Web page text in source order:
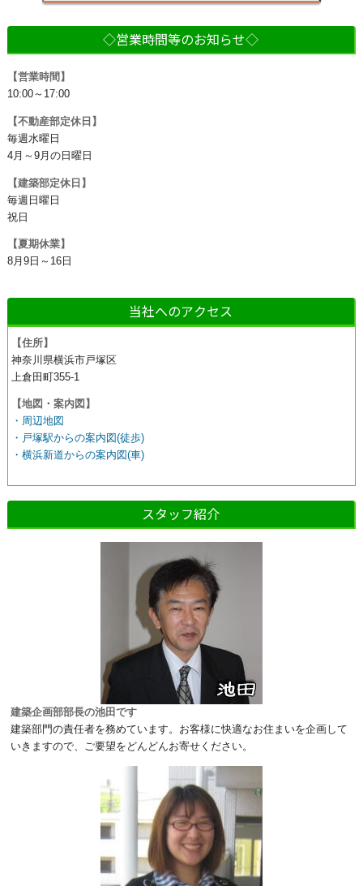
◇営業時間等のお知らせ◇
【営業時間】
10:00～17:00
【不動産部定休日】
毎週水曜日
4月～9月の日曜日
【建築部定休日】
毎週日曜日
祝日
【夏期休業】
8月9日～16日
当社へのアクセス
【住所】
神奈川県横浜市戸塚区
上倉田町355-1
【地図・案内図】
・周辺地図
・戸塚駅からの案内図(徒歩)
・横浜新道からの案内図(車)
スタッフ紹介
建築企画部部長の池田です
建築部門の責任者を務めています。お客様に快適なお住まいを企画して
いきますので、ご要望をどんどんお寄せください。